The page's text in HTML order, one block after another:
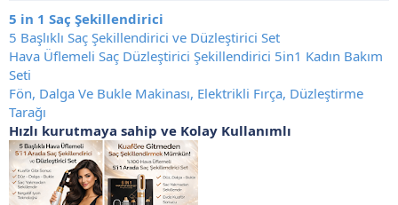
ş
l
a
t
a
t
a
r
h
5 in 1 Saç Şekillendirici
5 Başlıklı Saç Şekillendirici ve Düzleştirici Set
Hava Üflemeli Saç Düzleştirici Şekillendirici 5in1 Kadın Bakım
Seti
Fön, Dalga Ve Bukle Makinası, Elektrikli Fırça, Düzleştirme
Tarağı
Hızlı kurutmaya sahip ve Kolay Kullanımlı